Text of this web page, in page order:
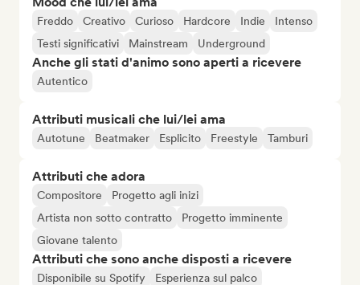
Freddo Creativo Curioso Hardcore Indie
Intenso
Testi significativi
Mainstream Underground
Anche gli stati d'animo sono aperti a ricevere
Autentico
Attributi musicali che lui/lei ama
Autotune Beatmaker Esplicito Freestyle Tamburi
Attributi che adora
Compositore
Progetto agli inizi
Artista non sotto contratto
Progetto imminente
Giovane talento
Attributi che sono anche disposti a ricevere
Disponibile su Spotify
Esperienza sul palco